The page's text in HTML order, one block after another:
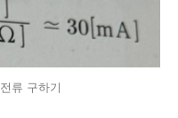
류 구하기